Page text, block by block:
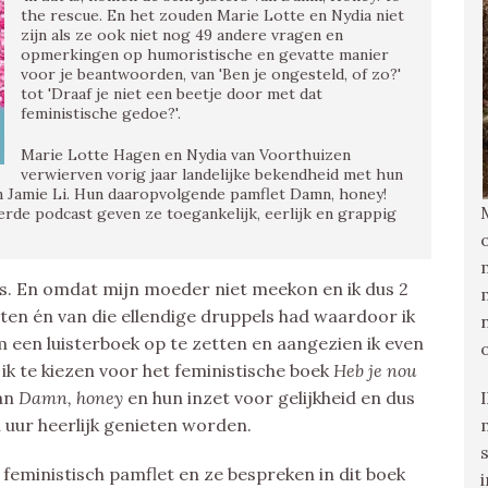
the rescue. En het zouden Marie Lotte en Nydia niet
zijn als ze ook niet nog 49 andere vragen en
opmerkingen op humoristische en gevatte manier
voor je beantwoorden, van 'Ben je ongesteld, of zo?'
tot 'Draaf je niet een beetje door met dat
feministische gedoe?'.
Marie Lotte Hagen en Nydia van Voorthuizen
verwierven vorig jaar landelijke bekendheid met hun
Li. Hun daaropvolgende pamflet Damn, honey!
podcast geven ze toegankelijk, eerlijk en grappig
omdat mijn moeder niet meekon en ik dus 2
én van die ellendige druppels had waardoor ik
een luisterboek op te zetten en aangezien ik even
te kiezen voor het feministische boekHeb je nou
Damn, honey en hun inzet voor gelijkheid en dus
heerlijk genieten worden.
pamflet en ze bespreken in dit boek